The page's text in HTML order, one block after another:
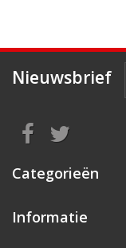
Nieuwsbrief
Categorieën
Informatie